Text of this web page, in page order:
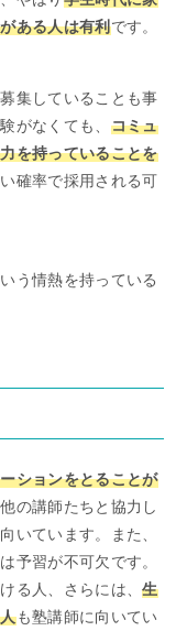
ある人は有利です。
集していることも事
がなくても、 コミュ
を持っていることを
確率で採用される可
う情熱を持っている
ションをとることが
の講師たちと協力し
いています。また、
予習が不可欠です。
る人、さらには、生
も塾講師に向いてい